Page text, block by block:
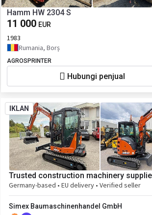
Hamm HW 2304 S
11 000 EUR
1983
Rumania, Borș
AGROSPRINTER
Hubungi penjual
IKLAN
Trusted construction machinery
Germany-based • EU delivery • Verified seller
Simex Baumaschinenhandel GmbH